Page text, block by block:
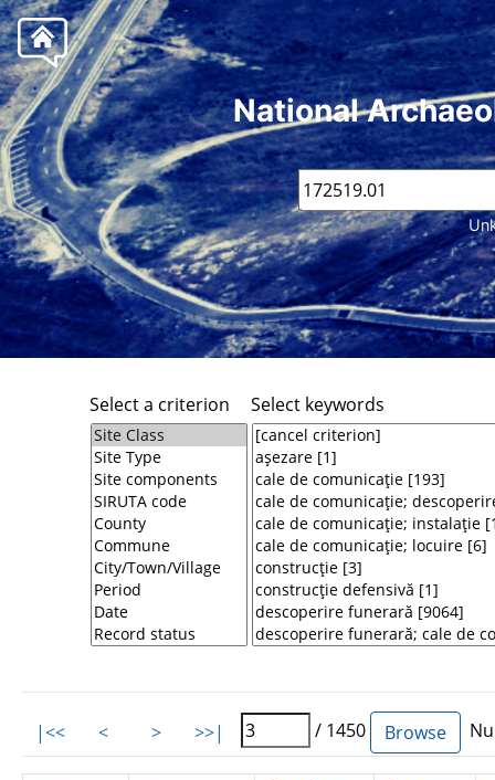
National
Select a criterion Select keywords
|<< < > >>| / 1450